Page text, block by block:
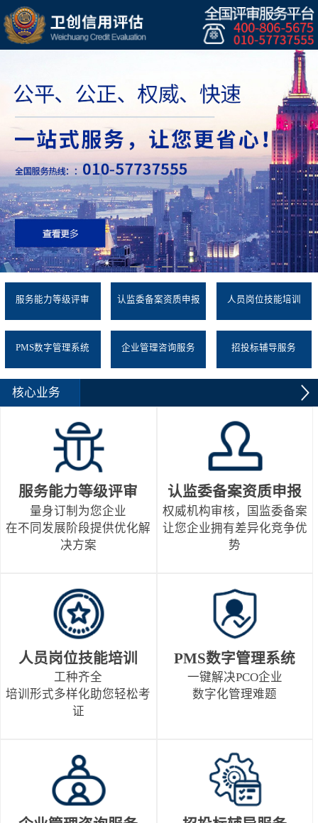
服务能力等级评审 认监委备案资质申报 人员岗位技能培训
PMS数字管理系统 企业管理咨询服务 招投标辅导服务
核心业务
服务能力等级评审
量身订制为您企业
在不同发展阶段提供优化解
决方案
认监委备案资质申报
权威机构审核，国监委备案
让您企业拥有差异化竞争优
势
人员岗位技能培训
工种齐全
培训形式多样化助您轻松考
证
PMS数字管理系统
一键解决PCO企业
数字化管理难题